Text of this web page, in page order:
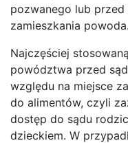
pozwanego lub przed
zamieszkania powoda.
Najczęściej
powództwa przed
względu na miejsce
do alimentów, czyli
dostęp do sądu
dzieckiem. W